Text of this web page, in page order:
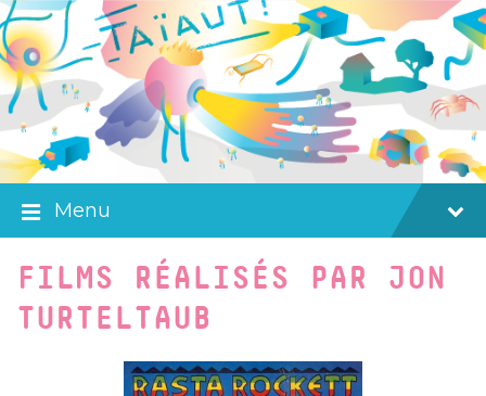
Skip
to
content
Skip
to
main
navigation
Skip
to
footer
Menu
FILMS RÉALISÉS PAR JON
TURTELTAUB